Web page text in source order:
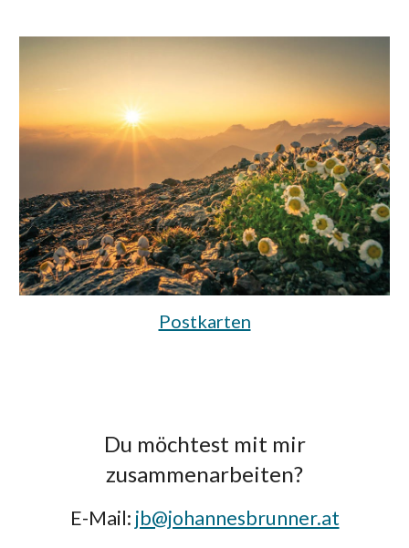
Postkarten
Du möchtest mit mir
zusammenarbeiten?
E-Mail: jb@johannesbrunner.at